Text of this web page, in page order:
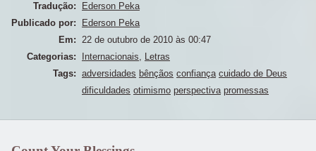
Tradução:
Ederson Peka
Publicado por:
Ederson Peka
Em: 22 de outubro de 2010 às 00:47
Categorias:
Internacionais, Letras
Tags: adversidades bênçãos confiança cuidado de Deus
dificuldades otimismo perspectiva promessas